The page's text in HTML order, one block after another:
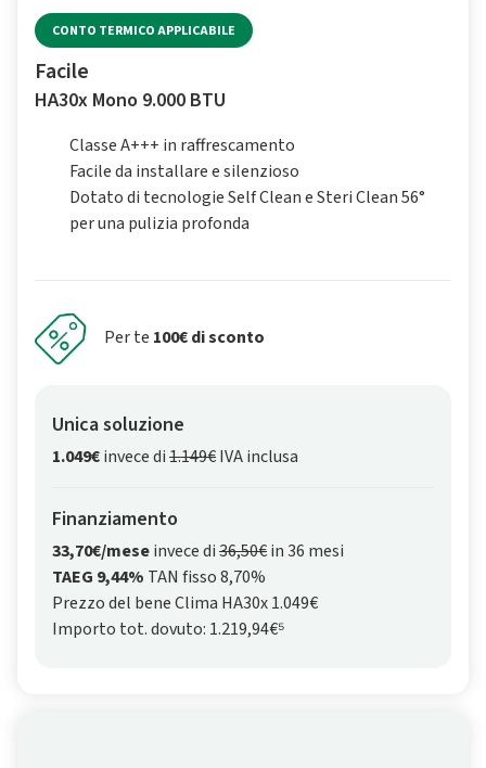
CONTO TERMICO APPLICABILE
Facile
HA30x Mono 9.000 BTU
Classe A+++ in raffrescamento
Facile da installare e silenzioso
Dotato di tecnologie Self Clean e Steri Clean 56°
per una pulizia profonda
Per te 100€ di sconto
Unica soluzione
1.049€invece di1.149€IVA inclusa
Finanziamento
33,70€/meseinvece di36,50€in 36 mesi
TAEG 9,44% TAN fisso 8,70%
Prezzo del bene Clima HA30x 1.049€
Importo tot. dovuto: 1.219,94€⁵